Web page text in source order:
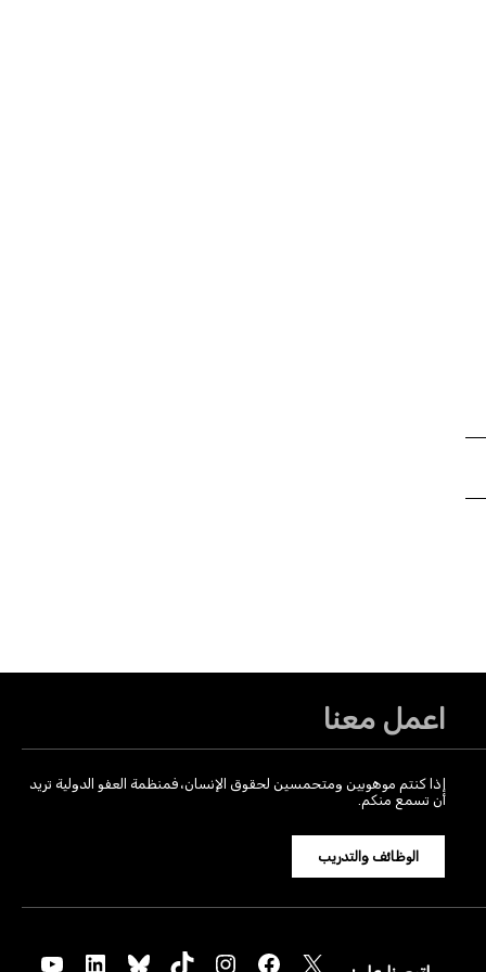
اعمل معنا
إذا كنتم موهوبين ومتحمسين لحقوق الإنسان، فمنظمة العفو الدولية تريد
أن تسمع منكم.
الوظائف والتدريب
X
Facebook
Instagram
TikTok
Bluesky
LinkedIn
YouTube